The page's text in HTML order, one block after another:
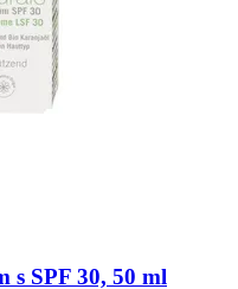
s SPF 30, 50 ml